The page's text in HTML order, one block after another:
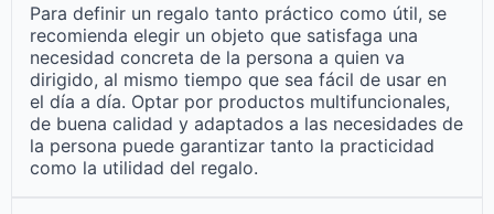
Para definir un regalo tanto práctico como útil, se
recomienda elegir un objeto que satisfaga una
necesidad concreta de la persona a quien va
dirigido, al mismo tiempo que sea fácil de usar en
el día a día. Optar por productos multifuncionales,
de buena calidad y adaptados a las necesidades de
la persona puede garantizar tanto la practicidad
como la utilidad del regalo.